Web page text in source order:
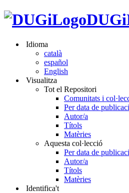
Idioma
català
español
English
Visualitza
Tot el Repositori
Comunitats i
Per data de
Autor/a
Títols
Matèries
Aquesta col·lecció
Per data de
Autor/a
Títols
Matèries
Identifica't